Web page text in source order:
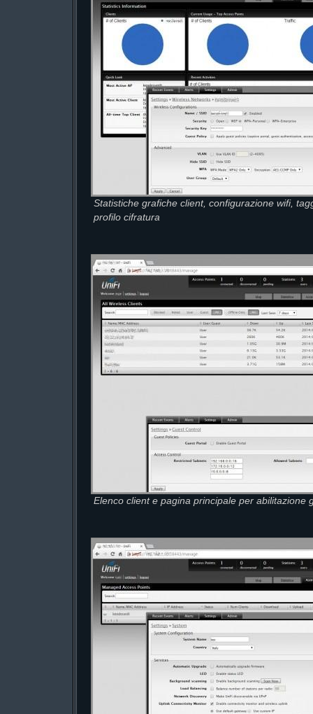
Statistiche grafiche client, configurazione wifi,
profilo cifratura
Elenco client e pagina principale per abilitazione